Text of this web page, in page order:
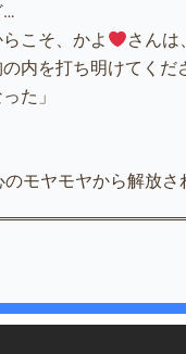
…
こそ、かよ
さんは
内を打ち明けてくだ
た」
モヤモヤから解放さ